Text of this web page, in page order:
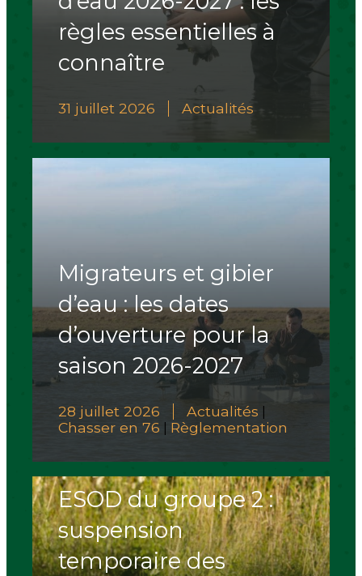
règles essentielles à
connaître
31 juillet 2026 Actualités
Migrateurs et gibier
d’eau : les dates
d’ouverture pour la
saison 2026-2027
28 juillet 2026 Actualités
Chasser en 76 Règlementation
ESOD du groupe 2 :
suspension
temporaire des